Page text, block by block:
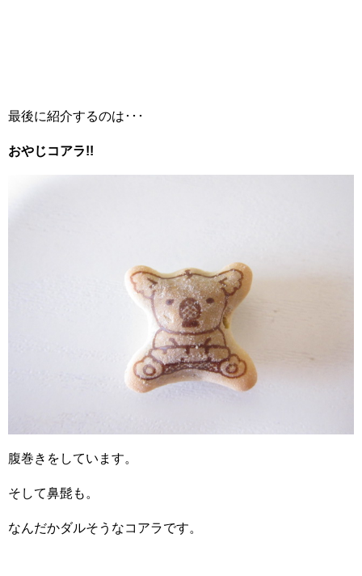
最後に紹介するのは･･･
おやじコアラ!!
腹巻きをしています。
そして鼻髭も。
なんだかダルそうなコアラです。